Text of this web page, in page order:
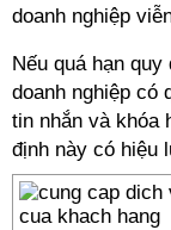
doanh nghiệp
Nếu quá hạn
doanh nghiệp có
tin nhắn và khóa
định này có hiệu